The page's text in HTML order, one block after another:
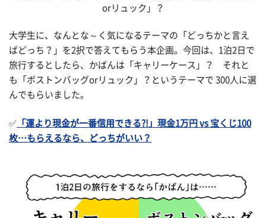
orリュック」？
大学生に、なんとな～く気になるテーマの「どっちかと言え
ばどっち？」を2択で答えてもらう本企画。今回は、1泊2日で
旅行するとしたら、かばんは「キャリーケース」？ それと
も「ボストンバッグorリュック」？というテーマで 300人に選
んでもらいました。
✅ 「運より現金が一番信用できる?!」現金1万円 vs 宝くじ100
枚…もらえるなら、どっちがいい？